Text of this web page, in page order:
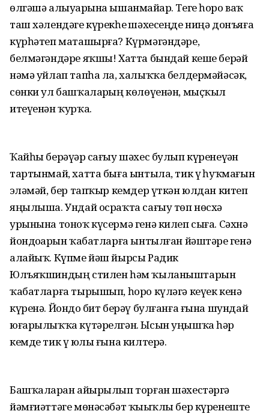
өлгәшә алыуҙарына ышанмайҙар. Теге һоро ваҡ
таш хәлендәге күрекһеҙ шәхесеңде ниңә донъяға
күрһәтеп маташырға? Күрмәгәндәре,
белмәгәндәре яҡшы! Хатта бындай кеше берәй
нәмә уйлап тапһа ла, халыҡҡа белдермәйәсәк,
сөнки ул башҡаларҙың көлөүенән, мыҫҡыл
итеүенән ҡурҡа.
Ҡайһы берәүҙәр сағыу шәхес булып күренеүҙән
тартынмай, хатта быға ынтыла, тик үҙ һуҡмағын
эҙләмәй, бер тапҡыр кемдер үткән юлдан китеп
яңылыша. Ундай осраҡта сағыу төп нөсхә
урынына тоноҡ күсермә генә килеп сыға. Сәхнә
йондоҙҙарын ҡабатларға ынтылған йәштәрҙе генә
алайыҡ. Күпме йәш йырсы Радик
Юлъяҡшиндың стилен һәм ҡыланыштарын
ҡабатларға тырышып, һоро күләгә кеүек кенә
күренә. Йондоҙ бит берәү булғанға ғына шундай
юғарылыҡҡа күтәрелгән. Ысын уңышҡа һәр
кемде тик үҙ юлы ғына килтерә.
Башҡаларҙан айырылып торған шәхестәргә
йәмғиәттәге мөнәсәбәт ҡыҙыҡлы бер күренеште